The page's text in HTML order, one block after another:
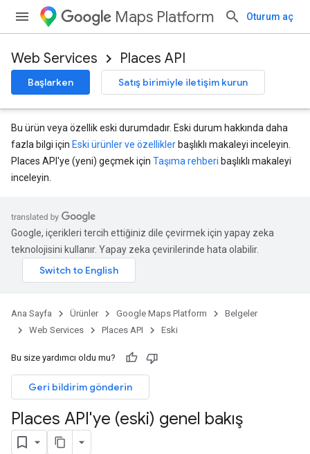
Maps Platform Oturum aç
Web Services Places API
Başlarken Satış birimiyle iletişim kurun
Bu ürün veya özellik eski durumdadır. Eski durum hakkında daha
fazla bilgi için Eski ürünler ve özellikler başlıklı makaleyi inceleyin.
Places API'ye (yeni) geçmek için Taşıma rehberi başlıklı makaleyi
inceleyin.
Google, içerikleri tercih ettiğiniz dile çevirmek için yapay zeka
teknolojisini kullanır. Yapay zeka çevirilerinde hata olabilir.
Ana Sayfa Ürünler Google Maps Platform
Belgeler
Web Services
Places API Eski
Bu size yardımcı oldu mu?
Geri bildirim gönderin
Places API'ye (eski) genel bakış